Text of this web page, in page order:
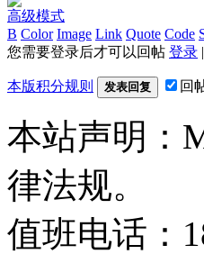
高级模式
B Color Image Link Quote Code
您需要登录后才可以回帖 登录 |
本版积分规则 发表回复 回
本站声明：
律法规。
值班电话：